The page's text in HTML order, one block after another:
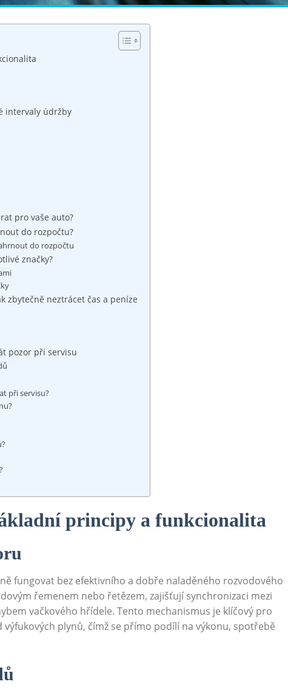
intervaly údržby
pro vaše auto?
do rozpočtu?
do rozpočtu
značky?
zbytečně neztrácet čas a peníze
pozor při servisu
při servisu?
principy a funkcionalita
fungovat bez efektivního a dobře naladěného rozvodového
řemenem nebo řetězem, zajišťují synchronizaci mezi
vačkového hřídele. Tento mechanismus je klíčový pro
plynů, čímž se přímo podílí na výkonu, spotřebě